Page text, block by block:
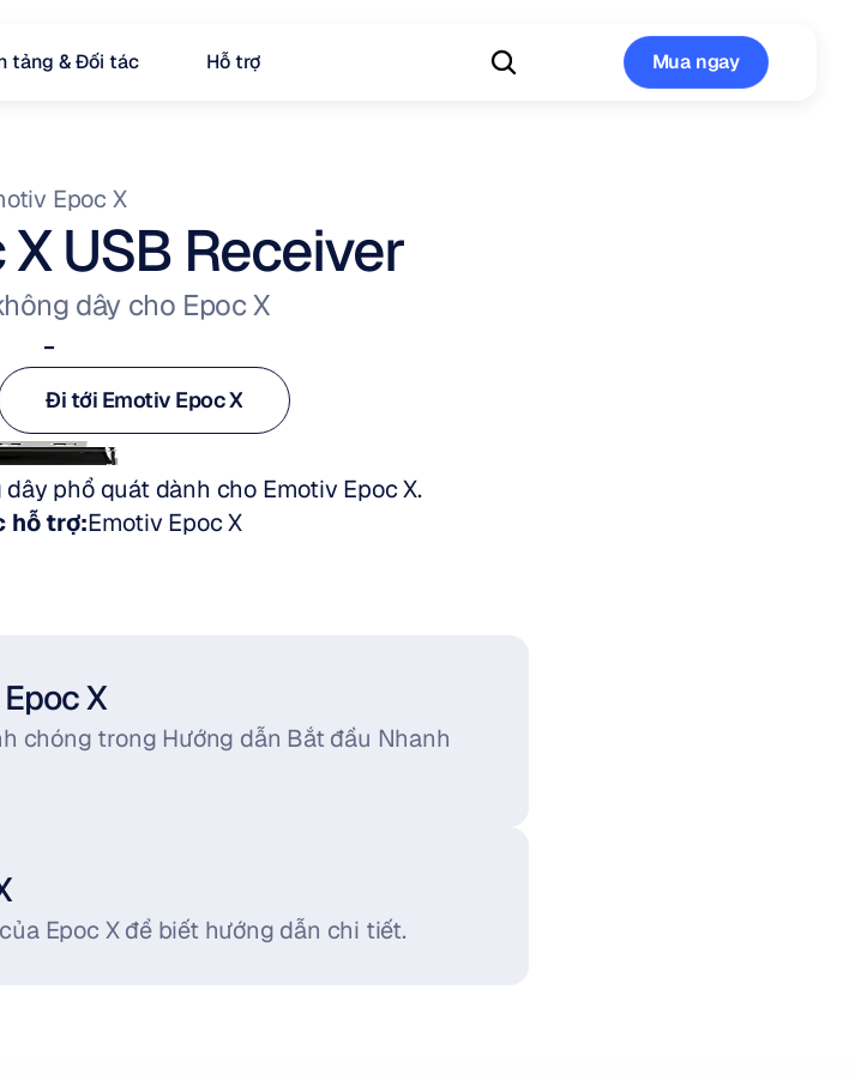
tảng & Đối tác Hỗ trợ
Mua ngay
Epoc X
USB Receiver
dây cho Epoc X
-
Đi tới Emotiv Epoc X
Đi tới Emotiv Epoc X
phổ quát dành cho Emotiv Epoc X.
hỗ trợ:Emotiv Epoc X
X
chóng trong Hướng dẫn Bắt đầu Nhanh
Epoc X để biết hướng dẫn chi tiết.